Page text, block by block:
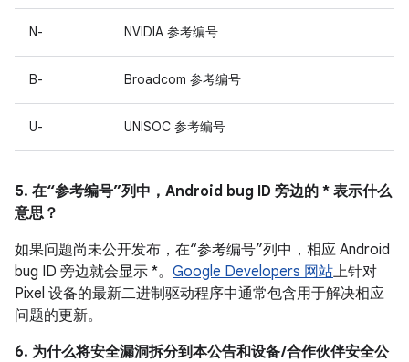
N- NVIDIA 参考编号
B- Broadcom 参考编号
U- UNISOC 参考编号
5. 在“参考编号”列中，Android bug ID 旁边的 * 表示什么
意思？
如果问题尚未公开发布，在“参考编号”列中，相应 Android
bug ID 旁边就会显示 *。 Google Developers 网站上针对
Pixel 设备的最新二进制驱动程序中通常包含用于解决相应
问题的更新。
6. 为什么将安全漏洞拆分到本公告和设备 /合作伙伴安全公